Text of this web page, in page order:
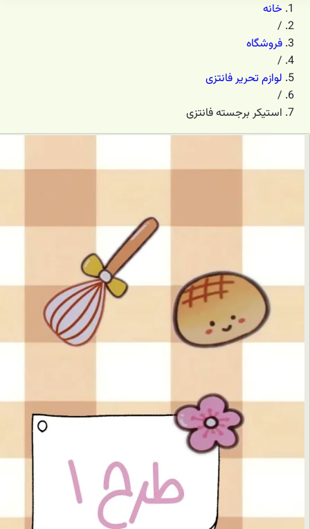
خانه
/
فروشگاه
/
لوازم تحریر فانتزی
/
استیکر برجسته فانتزی